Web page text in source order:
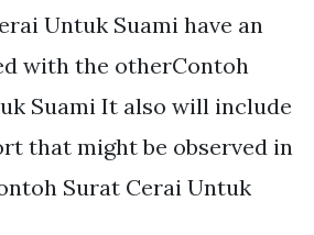
Untuk Suami have an
with the otherContoh
Suami It also will include
that might be observed in
Surat Cerai Untuk